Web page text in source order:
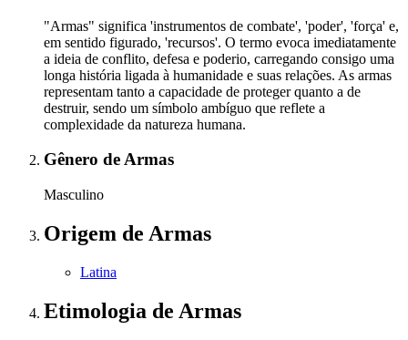
"Armas" significa 'instrumentos de combate', 'poder', 'força' e,
em sentido figurado, 'recursos'. O termo evoca imediatamente
a ideia de conflito, defesa e poderio, carregando consigo uma
longa história ligada à humanidade e suas relações. As armas
representam tanto a capacidade de proteger quanto a de
destruir, sendo um símbolo ambíguo que reflete a
complexidade da natureza humana.
Gênero de Armas
Masculino
Origem de Armas
Latina
Etimologia de Armas